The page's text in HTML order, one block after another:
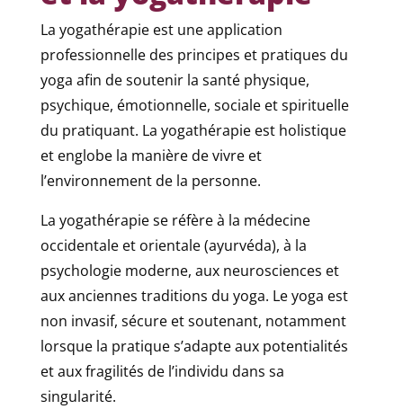
La yogathérapie est une application
professionnelle des principes et pratiques du
yoga afin de soutenir la santé physique,
psychique, émotionnelle, sociale et spirituelle
du pratiquant. La yogathérapie est holistique
et englobe la manière de vivre et
l’environnement de la personne.
La yogathérapie se réfère à la médecine
occidentale et orientale (ayurvéda), à la
psychologie moderne, aux neurosciences et
aux anciennes traditions du yoga. Le yoga est
non invasif, sécure et soutenant, notamment
lorsque la pratique s’adapte aux potentialités
et aux fragilités de l’individu dans sa
singularité.